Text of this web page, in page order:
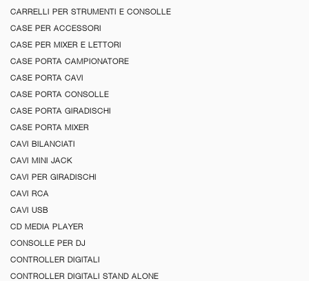
CARRELLI PER STRUMENTI E CONSOLLE
CASE PER ACCESSORI
CASE PER MIXER E LETTORI
CASE PORTA CAMPIONATORE
CASE PORTA CAVI
CASE PORTA CONSOLLE
CASE PORTA GIRADISCHI
CASE PORTA MIXER
CAVI BILANCIATI
CAVI MINI JACK
CAVI PER GIRADISCHI
CAVI RCA
CAVI USB
CD MEDIA PLAYER
CONSOLLE PER DJ
CONTROLLER DIGITALI
CONTROLLER DIGITALI STAND ALONE